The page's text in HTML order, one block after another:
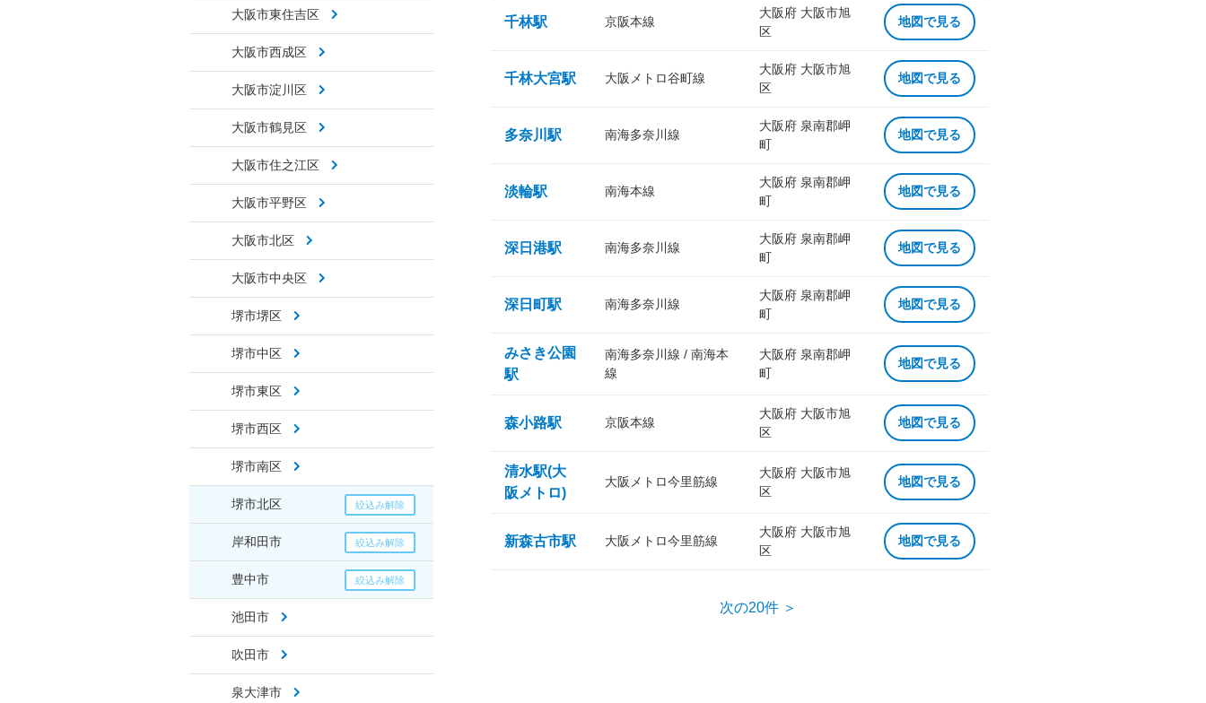
大阪市東住吉区
大阪市西成区
大阪市淀川区
大阪市鶴見区
大阪市住之江区
大阪市平野区
大阪市北区
大阪市中央区
堺市堺区
堺市中区
堺市東区
堺市西区
堺市南区
堺市北区
岸和田市
豊中市
池田市
吹田市
泉大津市
千林駅 京阪本線
大阪府 大阪市旭
区
地図で見る
千林大宮駅 大阪メトロ谷町線
大阪府 大阪市旭
区
地図で見る
多奈川駅 南海多奈川線
大阪府 泉南郡岬
町
地図で見る
淡輪駅 南海本線
大阪府 泉南郡岬
町
地図で見る
深日港駅 南海多奈川線
大阪府 泉南郡岬
町
地図で見る
深日町駅 南海多奈川線
大阪府 泉南郡岬
町
地図で見る
みさき公園
駅
南海多奈川線 / 南海本
線
大阪府 泉南郡岬
町
地図で見る
森小路駅 京阪本線
大阪府 大阪市旭
区
地図で見る
清水駅(大
阪メトロ)
大阪メトロ今里筋線
大阪府 大阪市旭
区
地図で見る
新森古市駅 大阪メトロ今里筋線
大阪府 大阪市旭
区
地図で見る
次の20件 ＞